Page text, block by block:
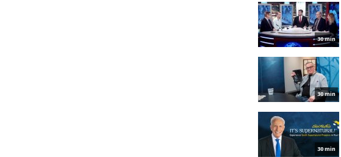
30 min
30 min
30 min